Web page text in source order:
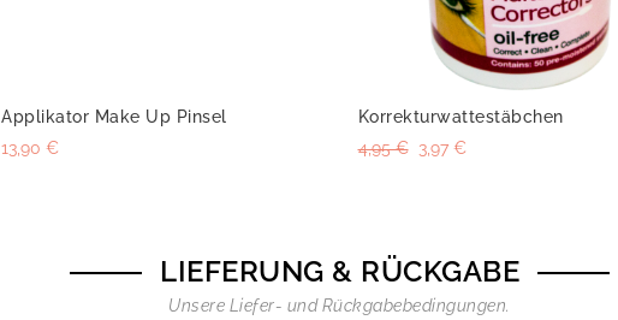
Applikator Make Up Pinsel
13,90 €
Korrekturwattestäbchen
3,97 €
4,95 €
LIEFERUNG & RÜCKGABE
Unsere Liefer- und Rückgabebedingungen.